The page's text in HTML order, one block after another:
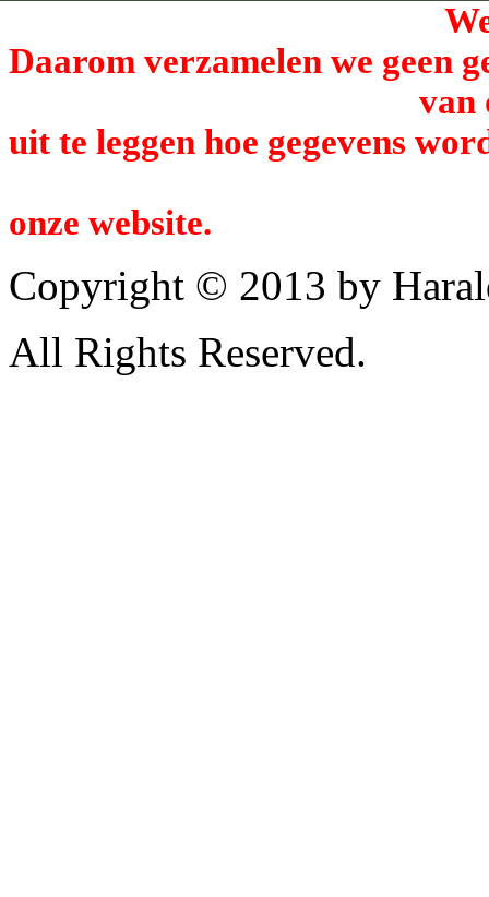
We hechten veel
Daarom verzamelen we geen
van
uit te leggen hoe gegevens
onze website.
Copyright © 2013 by
All Rights Reserved.